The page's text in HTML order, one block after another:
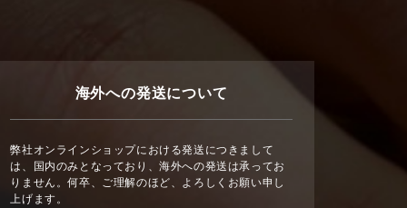
海外への発送について
弊社オンラインショップにおける発送につきまして
は、国内のみとなっており、海外への発送は承ってお
りません。何卒、ご理解のほど、よろしくお願い申し
上げます。